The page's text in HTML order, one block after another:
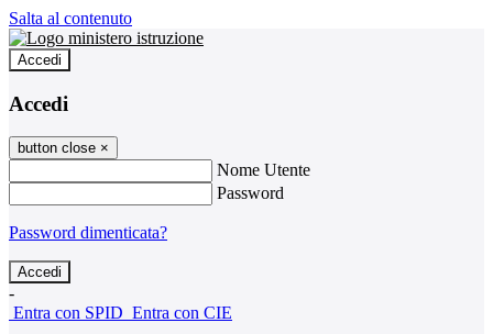
Salta al contenuto
Accedi
Accedi
button close ×
Nome Utente
Password
Password dimenticata?
-
Entra con SPID Entra con CIE